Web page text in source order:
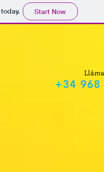
Start Now
+34 968